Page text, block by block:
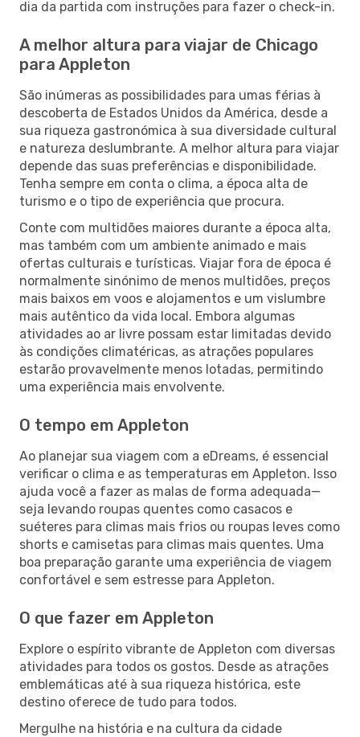
dia da partida com instruções para fazer o check-in.
A melhor altura para viajar de Chicago
para Appleton
São inúmeras as possibilidades para umas férias à
descoberta de Estados Unidos da América, desde a
sua riqueza gastronómica à sua diversidade cultural
e natureza deslumbrante. A melhor altura para viajar
depende das suas preferências e disponibilidade.
Tenha sempre em conta o clima, a época alta de
turismo e o tipo de experiência que procura.
Conte com multidões maiores durante a época alta,
mas também com um ambiente animado e mais
ofertas culturais e turísticas. Viajar fora de época é
normalmente sinónimo de menos multidões, preços
mais baixos em voos e alojamentos e um vislumbre
mais autêntico da vida local. Embora algumas
atividades ao ar livre possam estar limitadas devido
às condições climatéricas, as atrações populares
estarão provavelmente menos lotadas, permitindo
uma experiência mais envolvente.
O tempo em Appleton
Ao planejar sua viagem com a eDreams, é essencial
verificar o clima e as temperaturas em Appleton. Isso
ajuda você a fazer as malas de forma adequada—
seja levando roupas quentes como casacos e
suéteres para climas mais frios ou roupas leves como
shorts e camisetas para climas mais quentes. Uma
boa preparação garante uma experiência de viagem
confortável e sem estresse para Appleton.
O que fazer em Appleton
Explore o espírito vibrante de Appleton com diversas
atividades para todos os gostos. Desde as atrações
emblemáticas até à sua riqueza histórica, este
destino oferece de tudo para todos.
Mergulhe na história e na cultura da cidade